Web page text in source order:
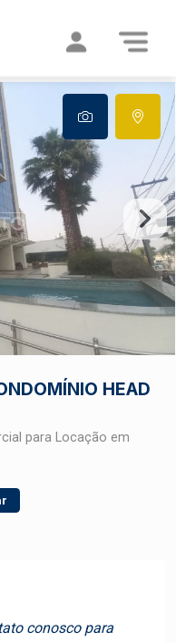
HEAD
para Locação em
conosco para